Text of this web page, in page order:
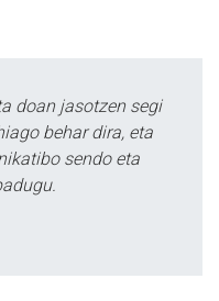
doan jasotzen segi
behar dira, eta
sendo eta